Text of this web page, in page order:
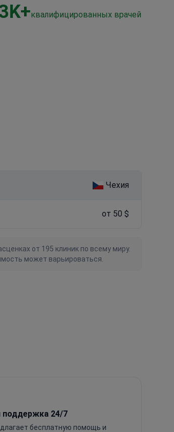
K+квалифицированных врачей
Чехия
от 50 $
от 195 клиник по всему миру.
может варьироваться.
поддержка 24/7
бесплатную помощь и